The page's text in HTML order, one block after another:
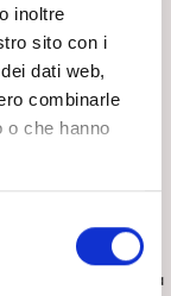
inoltre
sito con i
dati web,
combinarle
o che hanno
la loro funzione
, nelle loro
contesti
della terapia
quanto
possibile di una